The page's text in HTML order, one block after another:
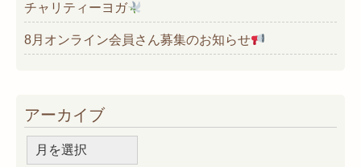
チャリティーヨガ
8月オンライン会員さん募集のお知らせ
アーカイブ
ー